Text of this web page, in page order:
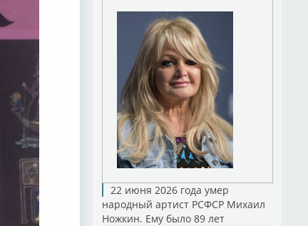
22 июня 2026 года умер
народный артист РСФСР Михаил
Ножкин. Ему было 89 лет